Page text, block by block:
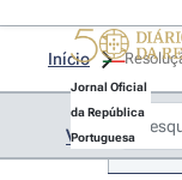
Jornal Oficial
da República
Portuguesa
Início
Voltar